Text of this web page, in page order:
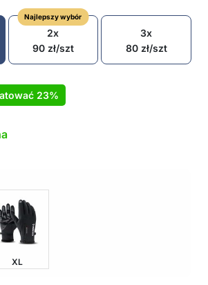
21-22 cm
zawiera: 1x Wodoodporne
Najlepszy wybór
2x
90 zł/szt
3x
80 zł/szt
23%
XL